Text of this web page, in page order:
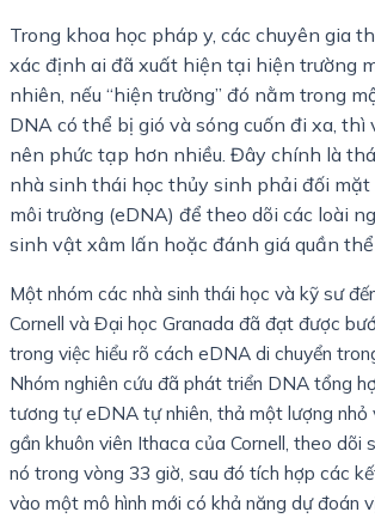
Trong khoa học pháp y, các chuyên gia
xác định ai đã xuất hiện tại hiện trường
nhiên, nếu “hiện trường” đó nằm trong
DNA có thể bị gió và sóng cuốn đi xa, thì
nên phức tạp hơn nhiều. Đây chính là
nhà sinh thái học thủy sinh phải đối mặt
môi trường (eDNA) để theo dõi các loài
sinh vật xâm lấn hoặc đánh giá quần thể
Một nhóm các nhà sinh thái học và kỹ sư
Cornell và Đại học Granada đã đạt được
trong việc hiểu rõ cách eDNA di chuyển
Nhóm nghiên cứu đã phát triển DNA tổng
tương tự eDNA tự nhiên, thả một lượng nhỏ
gần khuôn viên Ithaca của Cornell, theo dõi
nó trong vòng 33 giờ, sau đó tích hợp các
vào một mô hình mới có khả năng dự đoán